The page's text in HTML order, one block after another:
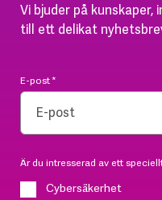
Vi bjuder på
till ett delikat
E-post*
Är du intresserad av ett
Cybersäkerhet